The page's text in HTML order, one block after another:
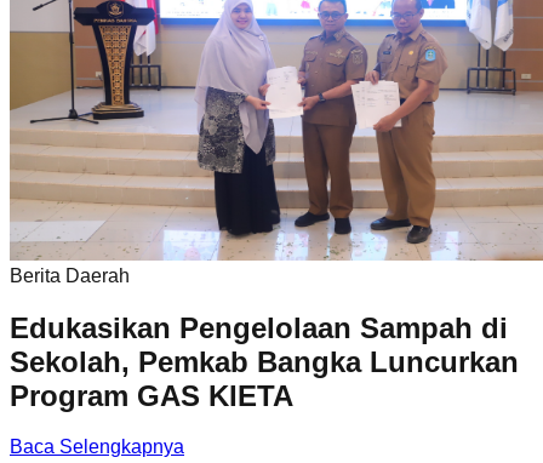
Berita Daerah
Edukasikan Pengelolaan Sampah di
Sekolah, Pemkab Bangka Luncurkan
Program GAS KIETA
Baca Selengkapnya